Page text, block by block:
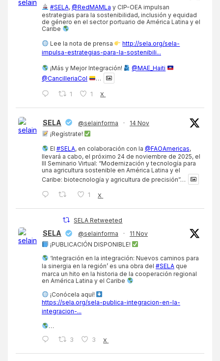
#SELA, @RedMAMLa y CIP-OEA impulsan
estrategias para la sostenibilidad, inclusión y equidad
de género en el sector portuario de América Latina y el
Caribe
Lee la nota de prensa
http://sela.org/sela-
impulsa-estrategias-para-la-sostenibili...
¡Más y Mejor Integración!
@MAE_Haiti
@CancilleriaCol
…
1 1 X
SELA @selainforma ·
14 Nov
¡Regístrate!
El #SELA, en colaboración con la @FAOAmericas,
llevará a cabo, el próximo 24 de noviembre de 2025, el
III Seminario Virtual: “Modernización y tecnología para
una agricultura sostenible en América Latina y el
Caribe: biotecnología y agricultura de precisión”…
1 X
SELA Retweeted
SELA @selainforma ·
11 Nov
¡PUBLICACIÓN DISPONIBLE!
‘Integración en la integración: Nuevos caminos para
la sinergia en la región’ es una obra del #SELA que
marca un hito en la historia de la cooperación regional
en América Latina y el Caribe
¡Conócela aquí!
https://sela.org/sela-publica-integracion-en-la-
integracion-...
…
3
3 X